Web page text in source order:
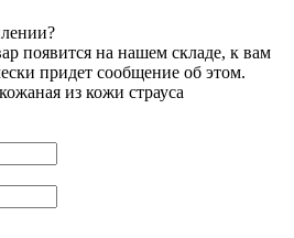
появится на нашем складе, к вам
придет сообщение об этом.
из кожи страуса